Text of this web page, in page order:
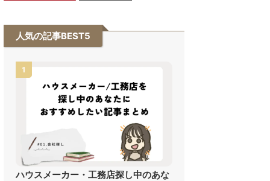
人気の記事BEST5
1
ハウスメーカー・工務店探し中のあな